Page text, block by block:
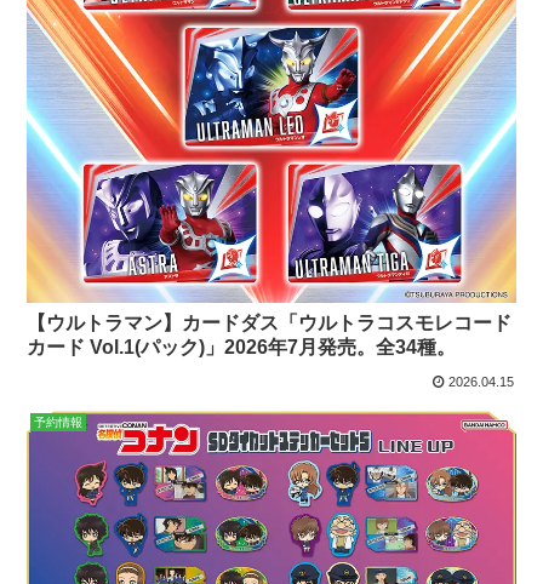
【ウルトラマン】カードダス「ウルトラコスモレコード
カード Vol.1(パック)」2026年7月発売。全34種。
2026.04.15
予約情報